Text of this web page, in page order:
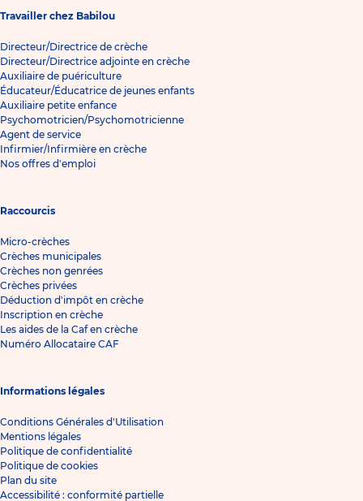
Travailler chez Babilou
Directeur/Directrice de crèche
Directeur/Directrice adjointe en crèche
Auxiliaire de puériculture
Éducateur/Éducatrice de jeunes enfants
Auxiliaire petite enfance
Psychomotricien/Psychomotricienne
Agent de service
Infirmier/Infirmière en crèche
Nos offres d'emploi
Raccourcis
Micro-crèches
Crèches municipales
Crèches non genrées
Crèches privées
Déduction d'impôt en crèche
Inscription en crèche
Les aides de la Caf en crèche
Numéro Allocataire CAF
Informations légales
Conditions Générales d'Utilisation
Mentions légales
Politique de confidentialité
Politique de cookies
Plan du site
Accessibilité : conformité partielle